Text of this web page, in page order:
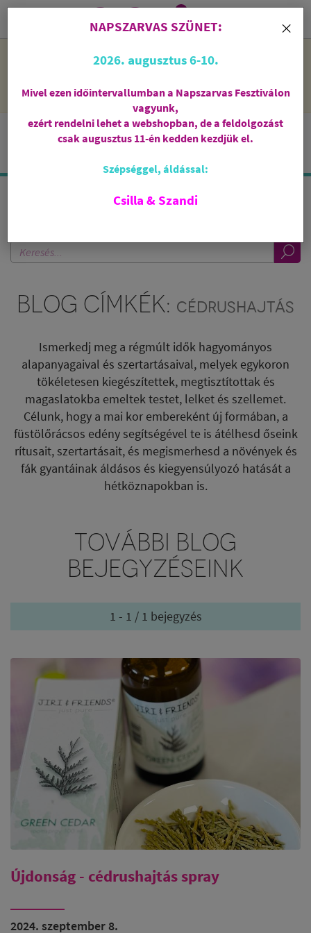
NAPSZARVAS SZÜNET: 2026. augusztus 6-10 - rendelni lehet
feldolgozni őket.
i
0
KERESÉS A BLOGBAN
BLOG CÍMKÉK: CÉDRUSHAJTÁS
Ismerkedj meg a régmúlt idők hagyományos
alapanyagaival és szertartásaival, melyek egykoron
tökéletesen kiegészítettek, megtisztítottak és
magaslatokba emeltek testet, lelket és szellemet.
Célunk, hogy a mai kor embereként új formában, a
füstölőrácsos edény segítségével te is átélhesd őseink
rítusait, szertartásait, és megismerhesd a növények és
fák gyantáinak áldásos és kiegyensúlyozó hatását a
hétköznapokban is.
TOVÁBBI BLOG
BEJEGYZÉSEINK
1 - 1 / 1 bejegyzés
Újdonság - cédrushajtás spray
2024. szeptember 8.
×
NAPSZARVAS SZÜNET:
2026. augusztus 6-10.
Mivel ezen időintervallumban a Napszarvas Fesztiválon
vagyunk,
ezért rendelni lehet a webshopban, de a feldolgozást
csak augusztus 11-én kedden kezdjük el.
Szépséggel, áldással:
Csilla & Szandi